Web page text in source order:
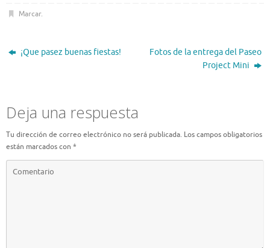
Marcar.
¡Que pasez buenas fiestas!
Fotos de la entrega del Paseo
Project Mini
Deja una respuesta
Tu dirección de correo electrónico no será publicada. Los campos obligatorios
están marcados con *